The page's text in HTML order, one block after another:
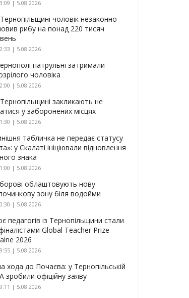
| 5.08.2026
чоловік незаконно
рибу на понад 220 тисяч
| 5.08.2026
патрульні затримали
чоловіка
| 5.08.2026
закликають не
у заборонених місцях
| 5.08.2026
табличка не передає статусу
у Скалаті ініціювали відновлення
знака
| 5.08.2026
облаштовують нову
зону біля водойми
| 5.08.2026
педагогів із Тернопільщини стали
Global Teacher Prize
2026
| 5.08.2026
хода до Почаєва: у Тернопільській
зробили офіційну заяву
| 5.08.2026